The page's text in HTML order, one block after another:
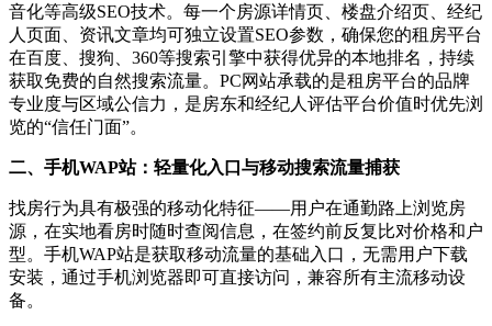
音化等高级SEO技术。每一个房源详情页、楼盘介绍页、经纪
人页面、资讯文章均可独立设置SEO参数，确保您的租房平台
在百度、搜狗、360等搜索引擎中获得优异的本地排名，持续
获取免费的自然搜索流量。PC网站承载的是租房平台的品牌
专业度与区域公信力，是房东和经纪人评估平台价值时优先浏
览的“信任门面”。
二、手机WAP站：轻量化入口与移动搜索流量捕获
找房行为具有极强的移动化特征——用户在通勤路上浏览房
源，在实地看房时随时查阅信息，在签约前反复比对价格和户
型。手机WAP站是获取移动流量的基础入口，无需用户下载
安装，通过手机浏览器即可直接访问，兼容所有主流移动设
备。